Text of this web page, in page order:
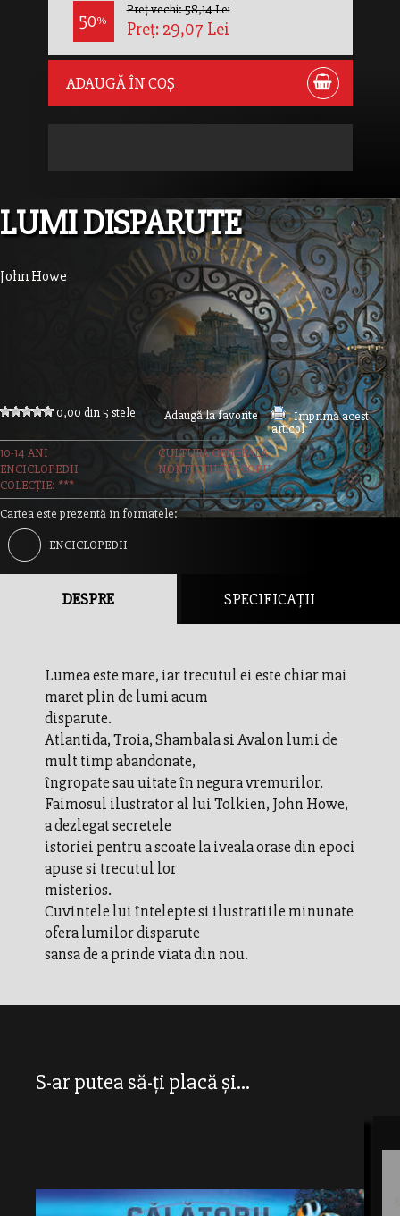
50%
Preț vechi: 58,14 Lei
Preț: 29,07 Lei
ADAUGĂ ÎN COȘ
LUMI DISPARUTE
John Howe
0,00 din 5 stele Adaugă la favorite
Imprimă acest
articol
10-14 ANI
CULTURA GENERALA
ENCICLOPEDII
NONFICTIUNE COPII
COLECȚIE: ***
Cartea este prezentă în formatele:
ENCICLOPEDII
DESPRE SPECIFICAȚII
Lumea este mare, iar trecutul ei este chiar mai
maret plin de lumi acum
disparute.
Atlantida, Troia, Shambala si Avalon lumi de
mult timp abandonate,
îngropate sau uitate în negura vremurilor.
Faimosul ilustrator al lui Tolkien, John Howe,
a dezlegat secretele
istoriei pentru a scoate la iveala orase din epoci
apuse si trecutul lor
misterios.
Cuvintele lui întelepte si ilustratiile minunate
ofera lumilor disparute
sansa de a prinde viata din nou.
S-ar putea să-ți placă și...